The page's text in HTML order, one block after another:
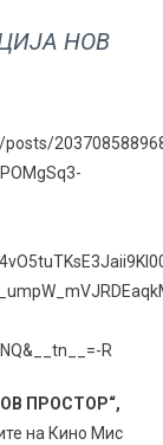
НОВ
R
ПРОСТОР“,
на Кино Мис